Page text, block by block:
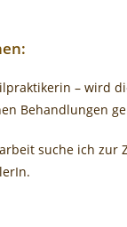
– wird
Behandlungen
suche ich zur